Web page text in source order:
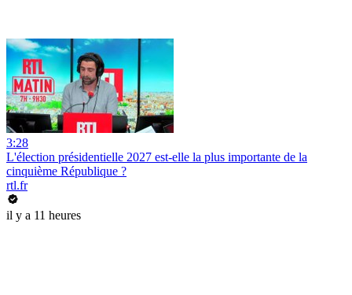
3:28
L'élection présidentielle 2027 est-elle la plus importante de la
cinquième République ?
rtl.fr
il y a 11 heures